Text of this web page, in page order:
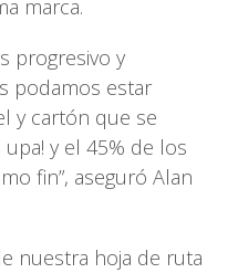
marca.
progresivo y
podamos estar
y cartón que se
y el 45% de los
fin”, aseguró Alan
nuestra hoja de ruta